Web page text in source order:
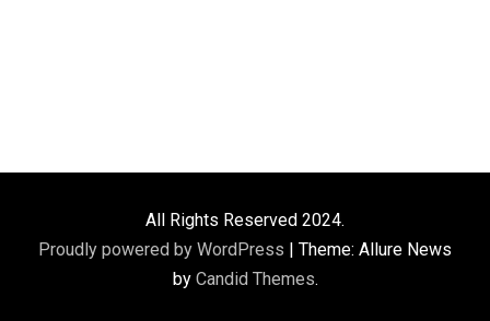
All Rights Reserved 2024.
Proudly powered by WordPress | Theme: Allure News
by Candid Themes.